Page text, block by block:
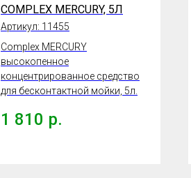
COMPLEX MERCURY, 5Л
Артикул: 11455
Complex MERCURY
высокопенное
концентрированное средство
для бесконтактной мойки, 5л.
1 810 р.